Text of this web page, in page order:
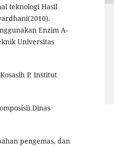
teknologi Hasil
Enzim Α-
Universitas
P. Institut
pengemas, dan